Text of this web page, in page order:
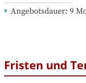
Angebotsdauer: 9
Fristen und